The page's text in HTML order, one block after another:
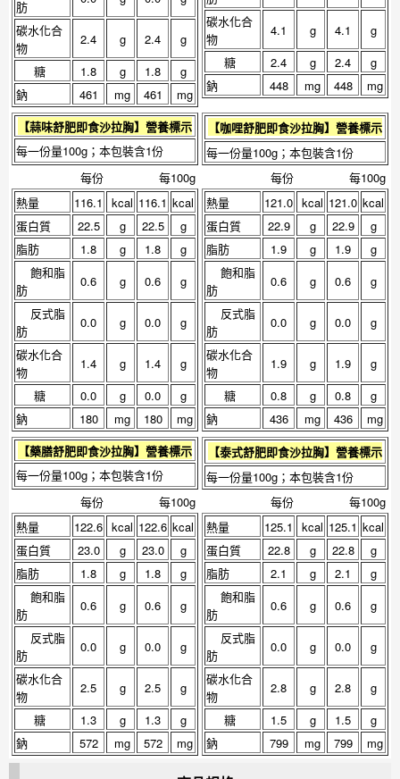
肪
碳水化合
物
2.4 g 2.4
g
糖
1.8 g 1.8
g
鈉
461 mg 461 mg
碳水化合
物
4.1 g 4.1
g
糖
2.4 g 2.4
g
鈉
448 mg 448 mg
【蒜味舒肥即食沙拉胸】營養標示
每一份量100g；本包裝含1份
每份
每100g
熱量
116.1 kcal 116.1 kcal
蛋白質
22.5 g 22.5
g
脂肪
1.8 g 1.8
g
飽和脂
肪
0.6 g 0.6
g
反式脂
肪
0.0 g 0.0
g
碳水化合
物
1.4 g 1.4
g
糖
0.0 g 0.0
g
鈉
180 mg 180 mg
【咖哩舒肥即食沙拉胸】營養標示
每一份量100g；本包裝含1份
每份
每100g
熱量
121.0 kcal 121.0 kcal
蛋白質
22.9 g 22.9
g
脂肪
1.9 g 1.9
g
飽和脂
肪
0.6 g 0.6
g
反式脂
肪
0.0 g 0.0
g
碳水化合
物
1.9 g 1.9
g
糖
0.8 g 0.8
g
鈉
436 mg 436
mg
【藥膳舒肥即食沙拉胸】營養標示
每一份量100g；本包裝含1份
每份
每100g
熱量
122.6 kcal 122.6 kcal
蛋白質
23.0 g 23.0
g
脂肪
1.8 g 1.8
g
飽和脂
肪
0.6 g 0.6
g
反式脂
肪
0.0 g 0.0
g
碳水化合
物
2.5 g 2.5
g
糖
1.3 g 1.3
g
鈉
572 mg 572 mg
【泰式舒肥即食沙拉胸】營養標示
每一份量100g；本包裝含1份
每份
每100g
熱量
125.1 kcal 125.1 kcal
蛋白質
22.8 g 22.8
g
脂肪
2.1 g 2.1
g
飽和脂
肪
0.6 g 0.6
g
反式脂
肪
0.0 g 0.0
g
碳水化合
物
2.8 g 2.8
g
糖
1.5 g 1.5
g
鈉
799 mg 799 mg